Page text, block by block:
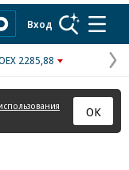
Вход
2285,88
ОК